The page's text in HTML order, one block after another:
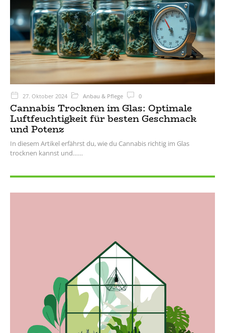
27. Oktober 2024 Anbau & Pflege 0
Cannabis Trocknen im Glas: Optimale
Luftfeuchtigkeit für besten Geschmack
und Potenz
In diesem Artikel erfährst du, wie du Cannabis richtig im Glas
trocknen kannst und…